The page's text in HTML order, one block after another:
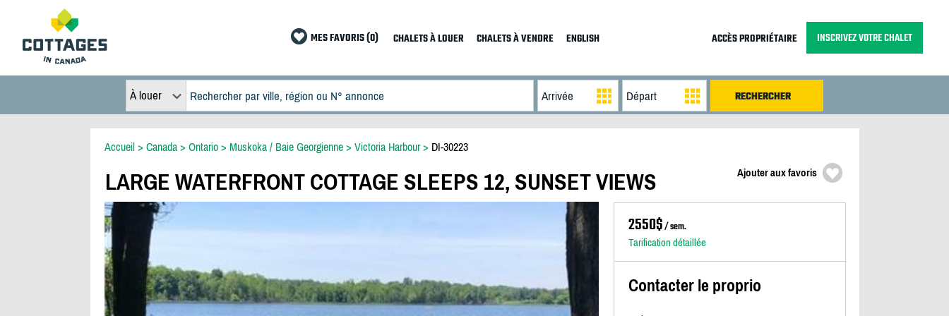
MES FAVORIS (0) CHALETS À LOUER CHALETS À VENDRE ENGLISH ACCÈS PROPRIÉTAIRE INSCRIVEZ VOTRE CHALET
À louer
Accueil> Canada> Ontario> Muskoka / Baie Georgienne> Victoria Harbour> DI-30223
LARGE WATERFRONT COTTAGE SLEEPS 12, SUNSET VIEWS Ajouter aux favoris
2550$/ sem.
Tarification détaillée
Contacter le proprio